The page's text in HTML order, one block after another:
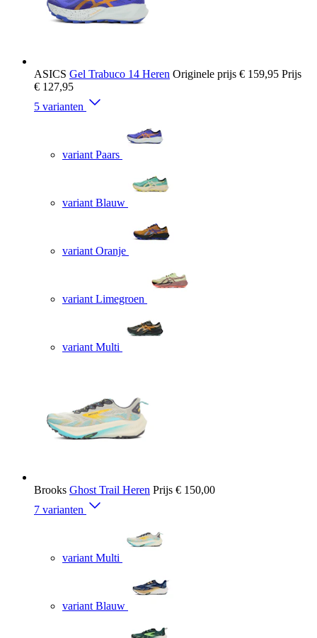
ASICS Gel Trabuco 14 Heren Originele prijs € 159,95 Prijs
€ 127,95
5 varianten
variant Paars
variant Blauw
variant Oranje
variant Limegroen
variant Multi
Brooks Ghost Trail Heren Prijs € 150,00
7 varianten
variant Multi
variant Blauw